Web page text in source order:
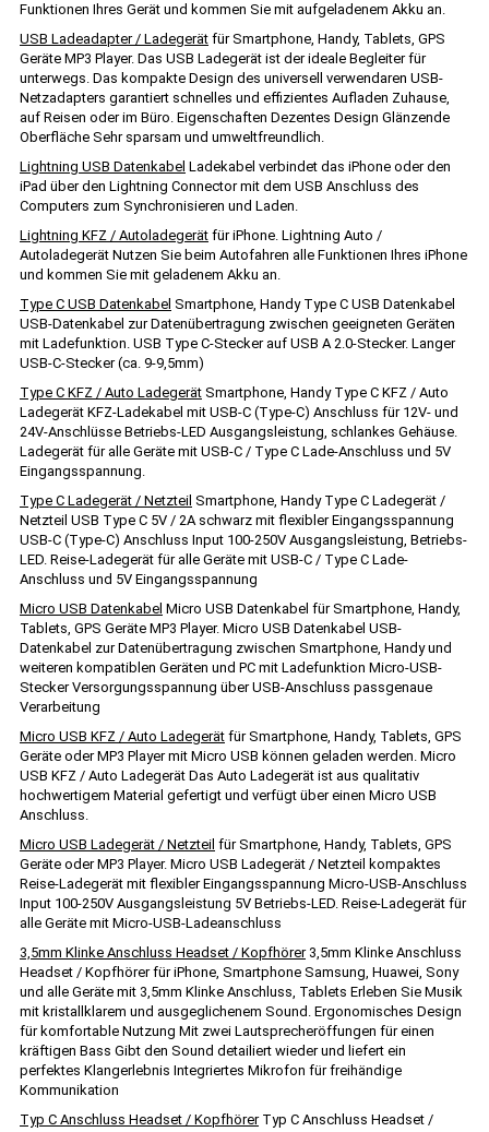
Funktionen Ihres Gerät und kommen Sie mit aufgeladenem Akku an.
USB Ladeadapter / Ladegerät für Smartphone, Handy, Tablets, GPS
Geräte MP3 Player. Das USB Ladegerät ist der ideale Begleiter für
unterwegs. Das kompakte Design des universell verwendaren USB-
Netzadapters garantiert schnelles und effizientes Aufladen Zuhause,
auf Reisen oder im Büro. Eigenschaften Dezentes Design Glänzende
Oberfläche Sehr sparsam und umweltfreundlich.
Lightning USB Datenkabel Ladekabel verbindet das iPhone oder den
iPad über den Lightning Connector mit dem USB Anschluss des
Computers zum Synchronisieren und Laden.
Lightning KFZ / Autoladegerät für iPhone. Lightning Auto /
Autoladegerät Nutzen Sie beim Autofahren alle Funktionen Ihres iPhone
und kommen Sie mit geladenem Akku an.
Type C USB Datenkabel Smartphone, Handy Type C USB Datenkabel
USB-Datenkabel zur Datenübertragung zwischen geeigneten Geräten
mit Ladefunktion. USB Type C-Stecker auf USB A 2.0-Stecker. Langer
USB-C-Stecker (ca. 9-9,5mm)
Type C KFZ / Auto Ladegerät Smartphone, Handy Type C KFZ / Auto
Ladegerät KFZ-Ladekabel mit USB-C (Type-C) Anschluss für 12V- und
24V-Anschlüsse Betriebs-LED Ausgangsleistung, schlankes Gehäuse.
Ladegerät für alle Geräte mit USB-C / Type C Lade-Anschluss und 5V
Eingangsspannung.
Type C Ladegerät / Netzteil Smartphone, Handy Type C Ladegerät /
Netzteil USB Type C 5V / 2A schwarz mit flexibler Eingangsspannung
USB-C (Type-C) Anschluss Input 100-250V Ausgangsleistung, Betriebs-
LED. Reise-Ladegerät für alle Geräte mit USB-C / Type C Lade-
Anschluss und 5V Eingangsspannung
Micro USB Datenkabel Micro USB Datenkabel für Smartphone, Handy,
Tablets, GPS Geräte MP3 Player. Micro USB Datenkabel USB-
Datenkabel zur Datenübertragung zwischen Smartphone, Handy und
weiteren kompatiblen Geräten und PC mit Ladefunktion Micro-USB-
Stecker Versorgungsspannung über USB-Anschluss passgenaue
Verarbeitung
Micro USB KFZ / Auto Ladegerät für Smartphone, Handy, Tablets, GPS
Geräte oder MP3 Player mit Micro USB können geladen werden. Micro
USB KFZ / Auto Ladegerät Das Auto Ladegerät ist aus qualitativ
hochwertigem Material gefertigt und verfügt über einen Micro USB
Anschluss.
Micro USB Ladegerät / Netzteil für Smartphone, Handy, Tablets, GPS
Geräte oder MP3 Player. Micro USB Ladegerät / Netzteil kompaktes
Reise-Ladegerät mit flexibler Eingangsspannung Micro-USB-Anschluss
Input 100-250V Ausgangsleistung 5V Betriebs-LED. Reise-Ladegerät für
alle Geräte mit Micro-USB-Ladeanschluss
3,5mm Klinke Anschluss Headset / Kopfhörer3,5mm Klinke Anschluss
Headset / Kopfhörer für iPhone, Smartphone Samsung, Huawei, Sony
und alle Geräte mit 3,5mm Klinke Anschluss, Tablets Erleben Sie Musik
mit kristallklarem und ausgeglichenem Sound. Ergonomisches Design
für komfortable Nutzung Mit zwei Lautsprecheröffungen für einen
kräftigen Bass Gibt den Sound detailiert wieder und liefert ein
perfektes Klangerlebnis Integriertes Mikrofon für freihändige
Kommunikation
Typ C Anschluss Headset / KopfhörerTyp C Anschluss Headset /